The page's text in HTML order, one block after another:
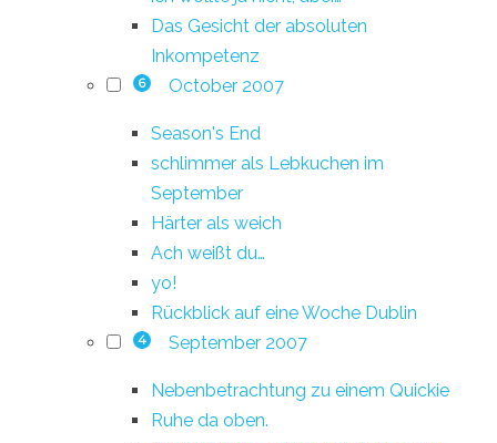
Das Gesicht der absoluten
Inkompetenz
6 October 2007
Season's End
schlimmer als Lebkuchen im
September
Härter als weich
Ach weißt du…
yo!
Rückblick auf eine Woche Dublin
4 September 2007
Nebenbetrachtung zu einem Quickie
Ruhe da oben.